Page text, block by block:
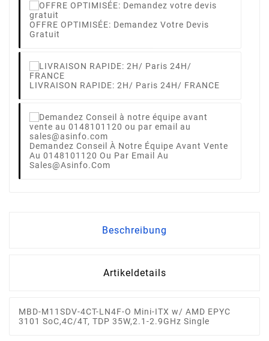
OFFRE OPTIMISÉE: Demandez Votre Devis
Gratuit
LIVRAISON RAPIDE: 2H/ Paris 24H/ FRANCE
Demandez Conseil À Notre Équipe Avant Vente
Au 0148101120 Ou Par Email Au
Sales@asinfo.com
Beschreibung
Artikeldetails
MBD-M11SDV-4CT-LN4F-O Mini-ITX w/ AMD EPYC
3101 SoC,4C/4T, TDP 35W,2.1-2.9GHz Single